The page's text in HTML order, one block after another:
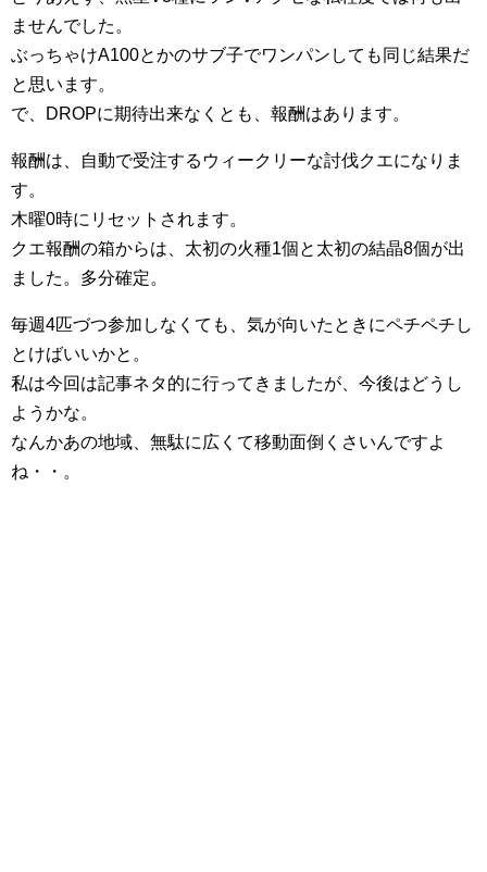
ませんでした。
ぶっちゃけA100とかのサブ子でワンパンしても同じ結果だ
と思います。
で、DROPに期待出来なくとも、報酬はあります。
報酬は、自動で受注するウィークリーな討伐クエになりま
す。
木曜0時にリセットされます。
クエ報酬の箱からは、太初の火種1個と太初の結晶8個が出
ました。多分確定。
毎週4匹づつ参加しなくても、気が向いたときにペチペチし
とけばいいかと。
私は今回は記事ネタ的に行ってきましたが、今後はどうし
ようかな。
なんかあの地域、無駄に広くて移動面倒くさいんですよ
ね・・。